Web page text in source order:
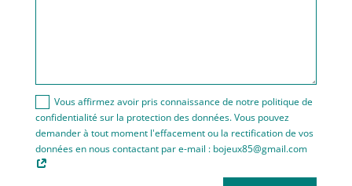
Vous affirmez avoir pris connaissance de notre politique de
confidentialité sur la protection des données. Vous pouvez
demander à tout moment l'effacement ou la rectification de vos
données en nous contactant par e-mail : bojeux85@gmail.com